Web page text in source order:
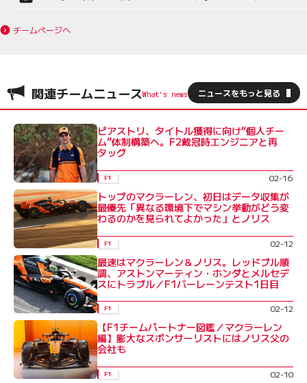
チームページへ
関連チームニュース ニュースをもっと見る
ピアストリ、タイトル獲得に向け“個人チー
ム”体制構築へ。F2戴冠時エンジニアと再
タッグ
F1 02-16
トップのマクラーレン、初日はデータ収集が
最優先「異なる環境下でマシン挙動がどう変
わるのかを見られてよかった」とノリス
F1 02-12
最速はマクラーレン＆ノリス。レッドブル順
調、アストンマーティン・ホンダとメルセデ
スにトラブル／F1バーレーンテスト1日目
F1 02-12
【F1チームパートナー図鑑／マクラーレン
編】膨大なスポンサーリストにはノリス父の
会社も
F1 02-10